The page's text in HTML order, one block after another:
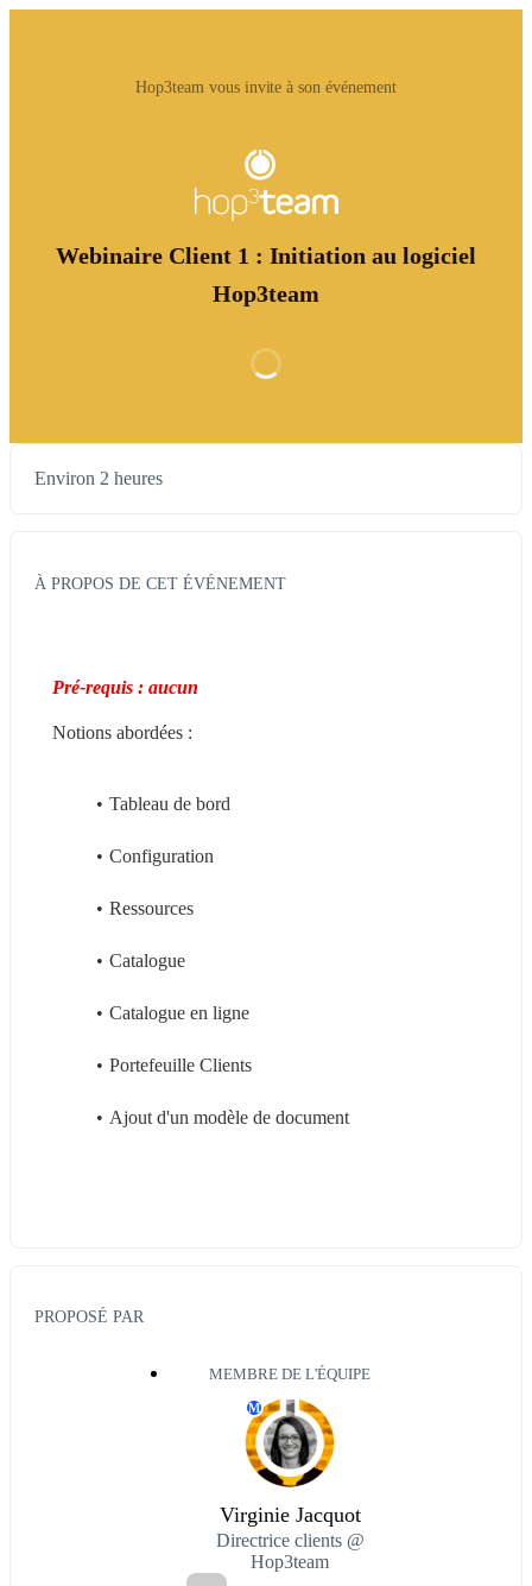
Hop3team vous invite à son événement
Webinaire Client 1 : Initiation au logiciel
Hop3team
Environ 2 heures
À PROPOS DE CET ÉVÉNEMENT
Pré-requis : aucun
Notions abordées :
Tableau de bord
Configuration
Ressources
Catalogue
Catalogue en ligne
Portefeuille Clients
Ajout d'un modèle de document
PROPOSÉ PAR
MEMBRE DE L'ÉQUIPE
M
Virginie Jacquot
Directrice clients @
Hop3team